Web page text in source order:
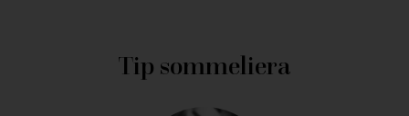
Tip sommeliera